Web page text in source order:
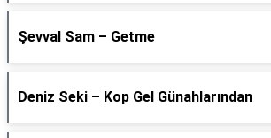
Şevval Sam – Getme
Deniz Seki – Kop Gel Günahlarından